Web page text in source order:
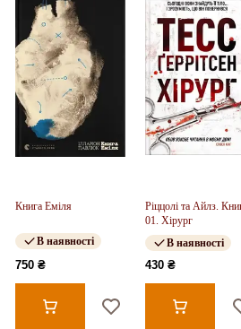
Книга Еміля
В наявності
750 ₴
Ріццолі та Айлз.
01. Хірург
В наявності
430 ₴